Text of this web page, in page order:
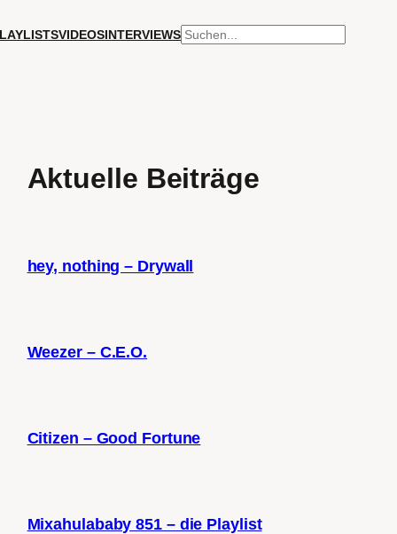
VIDEOSINTERVIEWSSUCHEN
Aktuelle Beiträge
hey, nothing – Drywall
Weezer – C.E.O.
Citizen – Good Fortune
Mixahulababy 851 – die Playlist